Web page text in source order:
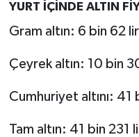
YURT İÇİNDE ALTIN
Gram altın: 6 bin 62
Çeyrek altın: 10 bin
Cumhuriyet altını: 41
Tam altın: 41 bin 231